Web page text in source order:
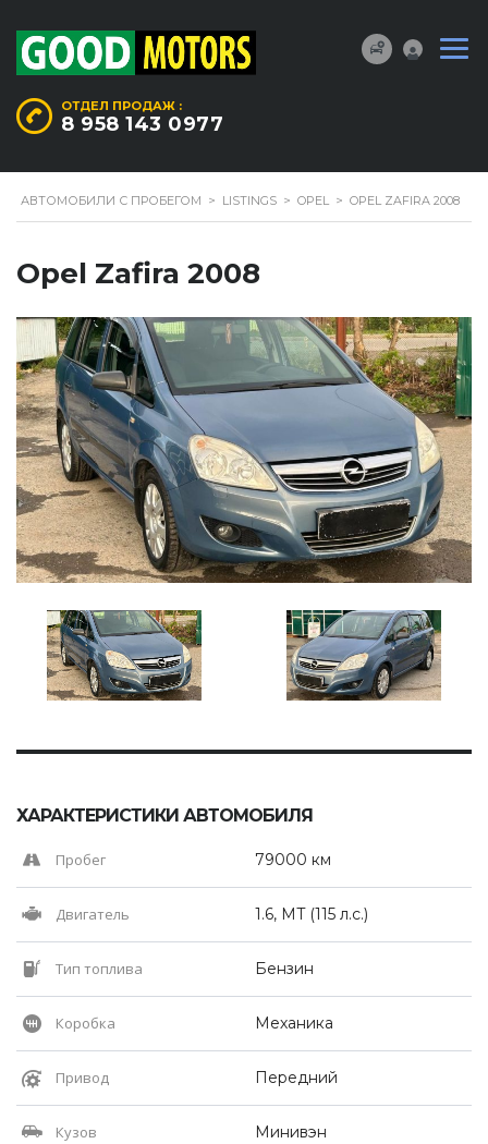
ОТДЕЛ ПРОДАЖ :
8 958 143 0977
АВТОМОБИЛИ С ПРОБЕГОМ > LISTINGS > OPEL > OPEL ZAFIRA 2008
Opel Zafira 2008
ХАРАКТЕРИСТИКИ АВТОМОБИЛЯ
Пробег 79000 км
Двигатель 1.6, MT (115 л.с.)
Тип топлива Бензин
Коробка Механика
Привод Передний
Кузов Минивэн